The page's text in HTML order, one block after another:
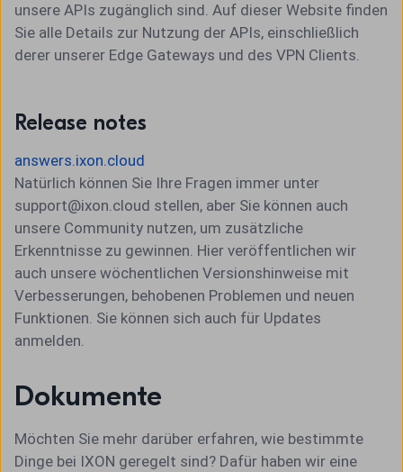
unsere APIs zugänglich sind. Auf dieser Website finden
Sie alle Details zur Nutzung der APIs, einschließlich
derer unserer Edge Gateways und des VPN Clients.
Release notes
answers.ixon.cloud
Natürlich können Sie Ihre Fragen immer unter
support@ixon.cloud stellen, aber Sie können auch
unsere Community nutzen, um zusätzliche
Erkenntnisse zu gewinnen. Hier veröffentlichen wir
auch unsere wöchentlichen Versionshinweise mit
Verbesserungen, behobenen Problemen und neuen
Funktionen. Sie können sich auch für Updates
anmelden.
Dokumente
Möchten Sie mehr darüber erfahren, wie bestimmte
Dinge bei IXON geregelt sind? Dafür haben wir eine